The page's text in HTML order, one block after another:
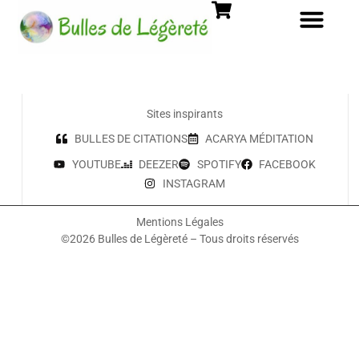
Sites inspirants
BULLES DE CITATIONS
ACARYA MÉDITATION
YOUTUBE DEEZER SPOTIFY
FACEBOOK
INSTAGRAM
Mentions Légales
©2026 Bulles de Légèreté – Tous droits réservés